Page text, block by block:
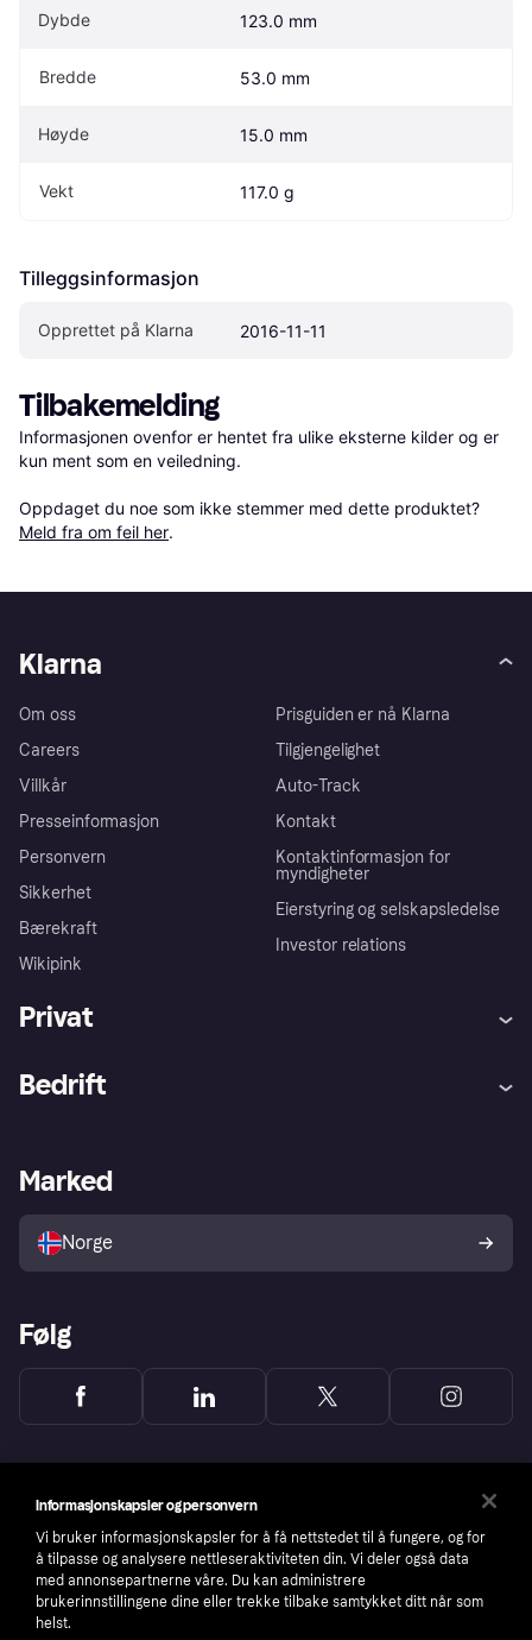
Dybde 123.0 mm
Bredde 53.0 mm
Høyde 15.0 mm
Vekt 117.0 g
Tilleggsinformasjon
Opprettet på Klarna 2016-11-11
Tilbakemelding
Informasjonen ovenfor er hentet fra ulike eksterne kilder og er
kun ment som en veiledning.
Oppdaget du noe som ikke stemmer med dette produktet?
Meld fra om feil her.
Klarna
Om oss
Careers
Villkår
Presseinformasjon
Personvern
Sikkerhet
Bærekraft
Wikipink
Prisguiden er nå Klarna
Tilgjengelighet
Auto-Track
Kontakt
Kontaktinformasjon for
myndigheter
Eierstyring og selskapsledelse
Investor relations
Privat
Utforsk butikker
Bedrift
Merchant portal
Marked
Norge
Følg
Informasjonskapsler og personvern
Vi bruker informasjonskapsler for å få nettstedet til å fungere, og for
å tilpasse og analysere nettleseraktiviteten din. Vi deler også data
med annonsepartnerne våre. Du kan administrere
brukerinnstillingene dine eller trekke tilbake samtykket ditt når som
helst.